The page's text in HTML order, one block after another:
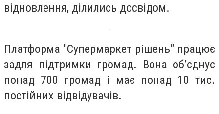
відновлення, ділились досвідом.
Платформа "Супермаркет рішень" працює
задля підтримки громад. Вона об’єднує
понад 700 громад і має понад 10 тис.
постійних відвідувачів.